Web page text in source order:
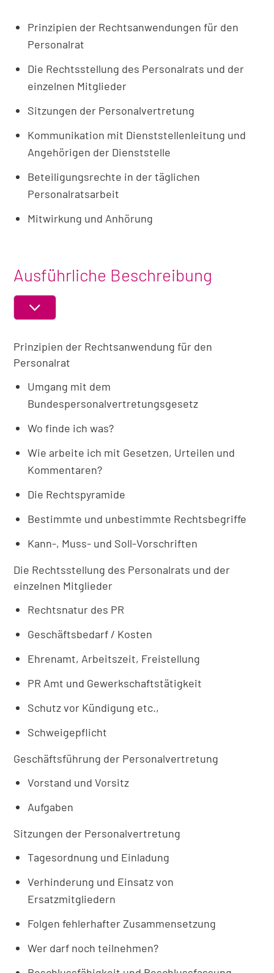
Prinzipien der Rechtsanwendungen für den
Personalrat
Die Rechtsstellung des Personalrats und der
einzelnen Mitglieder
Sitzungen der Personalvertretung
Kommunikation mit Dienststellenleitung und
Angehörigen der Dienststelle
Beteiligungsrechte in der täglichen
Personalratsarbeit
Mitwirkung und Anhörung
Ausführliche Beschreibung
ABSCHNITT
ODER
AUSKLAPPEN
Prinzipien der Rechtsanwendung für den
Personalrat
Umgang mit dem
Bundespersonalvertretungsgesetz
Wo finde ich was?
Wie arbeite ich mit Gesetzen, Urteilen und
Kommentaren?
Die Rechtspyramide
Bestimmte und unbestimmte Rechtsbegriffe
Kann-, Muss- und Soll-Vorschriften
Die Rechtsstellung des Personalrats und der
einzelnen Mitglieder
Rechtsnatur des PR
Geschäftsbedarf / Kosten
Ehrenamt, Arbeitszeit, Freistellung
PR Amt und Gewerkschaftstätigkeit
Schutz vor Kündigung etc.,
Schweigepflicht
Geschäftsführung der Personalvertretung
Vorstand und Vorsitz
Aufgaben
Sitzungen der Personalvertretung
Tagesordnung und Einladung
Verhinderung und Einsatz von
Ersatzmitgliedern
Folgen fehlerhafter Zusammensetzung
Wer darf noch teilnehmen?